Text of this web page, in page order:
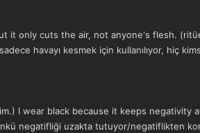
it only cuts the air, not anyone's flesh.
havayı kesmek için kullanılıyor, hiç
I wear black because it keeps negativity
negatifliği uzakta tutuyor/negatiflikten